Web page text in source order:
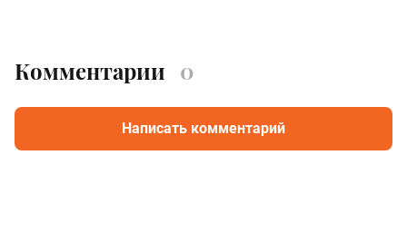
Комментарии 0
Написать комментарий